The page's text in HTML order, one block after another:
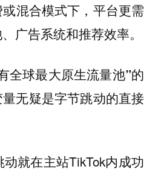
混合模式下，平台更需
广告系统和推荐效率。
全球最大原生流量池”的
无疑是字节跳动的直接
就在主站TikTok内成功